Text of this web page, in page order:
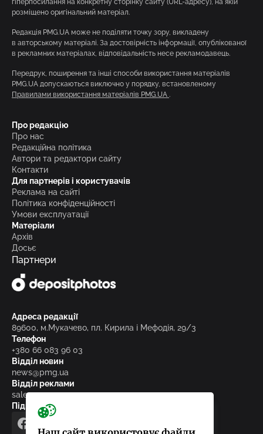
розміщено оригінальний матеріал.
Редакція PMG.UA може не поділяти точку зору, викладену
в авторському матеріалі. За достовірність інформації, опублікованої
в рекламних матеріалах, відповідальність несе рекламодавець.
Передрук, поширення та інші способи використання матеріалів
PMG.UA допускаються виключно у порядку, встановленому
Правилами використання матеріалів PMG.UA .
Про редакцію
Про нас
Редакційна політика
Автори та редактори сайту
Контакти
Для партнерів і користувачів
Реклама на сайті
Політика конфіденційності
Умови експлуатації
Матеріали
Архів
Досьє
Партнери
Адреса редакції
89600, м.Мукачево, пл. Кирила і Мефодія, 29/3
Телефон
+380 66 083 96 03
Відділ новин
news@pmg.ua
Відділ реклами
sales@pmg.ua
Підписуйтесь на нас у соціальних мережах
facebooktelegram